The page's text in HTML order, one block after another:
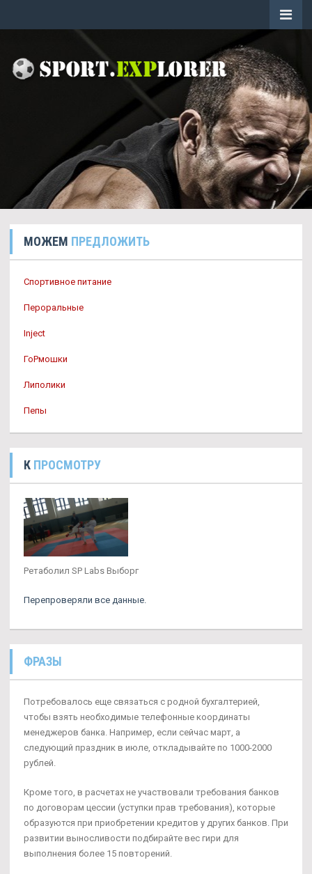
МОЖЕМ ПРЕДЛОЖИТЬ
Спортивное питание
Пероральные
Inject
ГоРмошки
Липолики
Пепы
К ПРОСМОТРУ
Ретаболил SP Labs Выборг
Перепроверяли все данные.
ФРАЗЫ
Потребовалось еще связаться с родной бухгалтерией,
чтобы взять необходимые телефонные координаты
менеджеров банка. Например, если сейчас март, а
следующий праздник в июле, откладывайте по 1000-2000
рублей.
Кроме того, в расчетах не участвовали требования банков
по договорам цессии (уступки прав требования), которые
образуются при приобретении кредитов у других банков. При
развитии выносливости подбирайте вес гири для
выполнения более 15 повторений.